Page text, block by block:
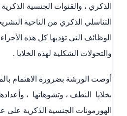
الذكري ، والقنوات الجنسية الذكرية
التناسلي الذكري من الناحية
الوظائف التي تؤديها كل هذه
والتحولات الشكلية لهذه الخلايا .
أوصت الورشة بضرورة الاهتمام
بخلايا النطف ، وتشوهاتها ،
الهورمونات الجنسية الذكرية على